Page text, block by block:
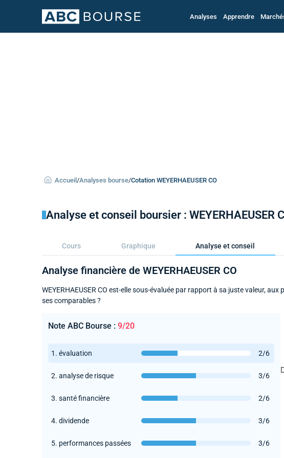
Analyses Apprendre
Accueil /Analyses bourse/Cotation WEYERHAEUSER CO
Analyse et conseil boursier : WEYERHAEUSER
Cours Graphique Analyse et conseil
Analyse financière de WEYERHAEUSER CO
WEYERHAEUSER CO est-elle sous-évaluée par rapport à sa juste valeur,
ses comparables ?
Note ABC Bourse : 9/20
1. évaluation 2/6
2. analyse de risque 3/6
3. santé financière 2/6
4. dividende 3/6
5. performances passées 3/6